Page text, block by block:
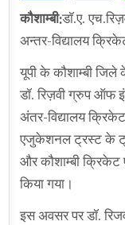
कौशाम्बी:डॉ.ए.
अन्तर-विद्यालय
यूपी के कौशाम्बी जिले
डॉ. रिज़वी ग्रुप ऑफ
अंतर-विद्यालय
एजुकेशनल ट्रस्ट के
और कौशाम्बी क्रिकेट
किया गया।
इस अवसर पर डॉ.